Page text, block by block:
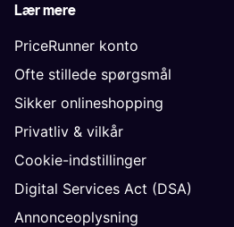
Lær mere
PriceRunner konto
Ofte stillede spørgsmål
Sikker onlineshopping
Privatliv & vilkår
Cookie-indstillinger
Digital Services Act (DSA)
Annonceoplysning